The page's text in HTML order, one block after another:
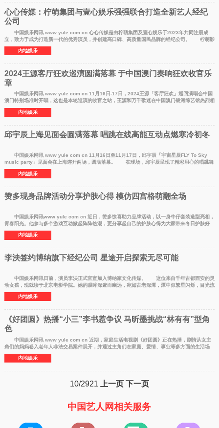
心心传媒：柠萌集团与壹心娱乐强强联合打造全新艺人经纪
公司
中国娱乐网讯 www yule com cn 心心传媒是由柠萌集团及壹心娱乐于2023年共同注册成
立，致力于成为打造新一代的优秀演员，并创建高口碑、高质量国民品牌的经纪公司。 柠萌影
视自成立以
内地娱乐
2024王源客厅狂欢巡演圆满落幕 于中国澳门奏响狂欢收官乐
章
中国娱乐网讯 www yule com cn 11月16日-17日，2024王源「客厅狂欢」巡回演唱会中国
澳门特别场准时开唱，这也是本轮巡演的收官之站，王源和万千歌迷在中国澳门银河综艺馆热烈相
聚，开启终
内地娱乐
邱宇辰上海见面会圆满落幕 唱跳在线高能互动点燃寒冷初冬
中国娱乐网讯 www yule com cn 11月16日至11月17日，邱宇辰「宇宙星辰FLY To Sky
music party」见面会在上海连开两场，圆满落幕。 在现场，邱宇辰呈现了精彩用心的唱跳舞
台，还积极
内地娱乐
赞多现身品牌活动分享护肤心得 模仿四宫格萌翻全场
中国娱乐网讯www yule com cn 近日，赞多惊喜助力品牌活动，以一身牛仔套装造型亮相，
青春阳光。他参与多个游戏互动掀起阵阵热潮，更分享起自己的护肤心得为大家带来冬日护肤好
物。赞多湛蓝牛
内地娱乐
李泱签约博纳旗下经纪公司 星途开启探索无尽可能
中国娱乐网讯日前，演员李泱正式官宣加入博纳家文化传媒。 这位来自千年古都西安的灵
动女孩，现就读于北京电影学院。她的眼眸深邃而幽远，宛如古老深潭，潭中似繁星闪烁，目光流
转之时，仿
内地娱乐
《好团圆》热播“小三”李书惹争议 马昕墨挑战“林有有”型角
色
中国娱乐网讯 www yule com cn 近期，家庭生活电视剧《好团圆》正在热播，剧情从女主
角们的妈妈卷入老年人非法交易案件展开，并通过主角们在家庭、爱情、事业等多方面的生活场
景，展示生活
内地娱乐
10/2921 上一页 下一页
中国艺人网相关服务